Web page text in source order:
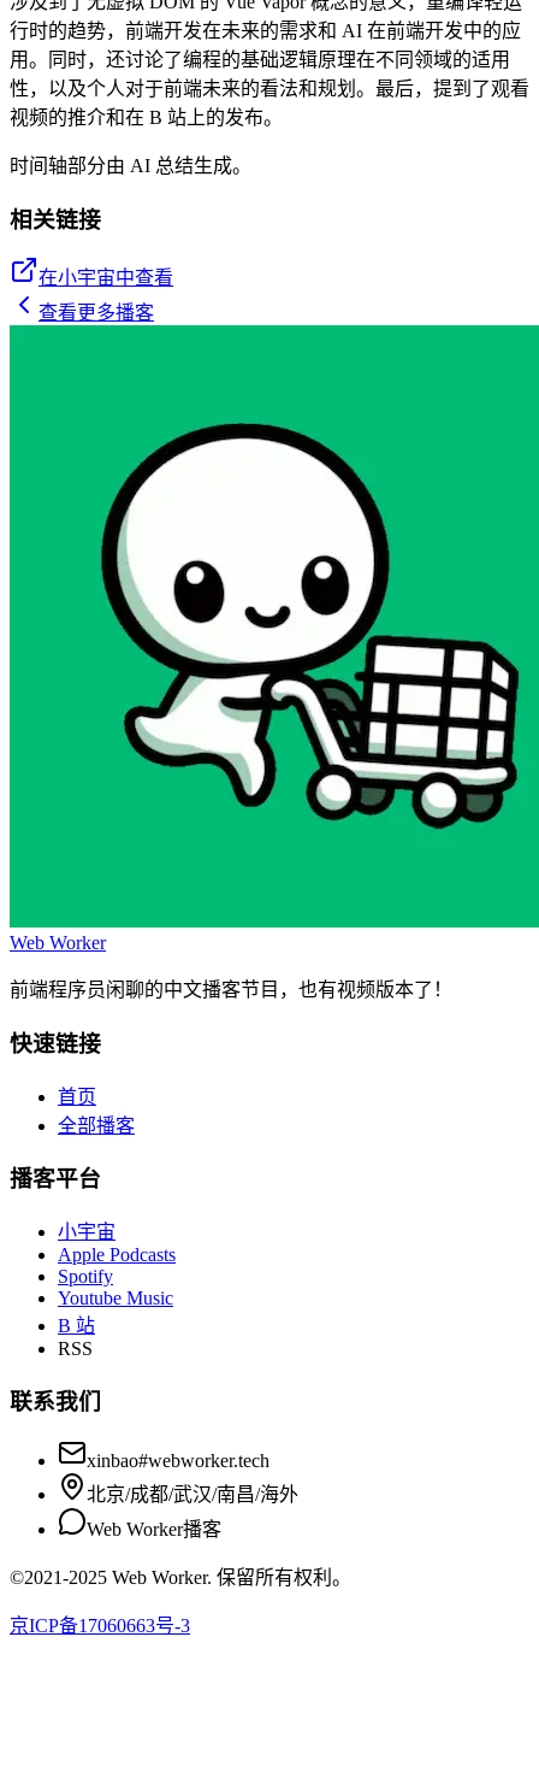
行时的趋势，前端开发在未来的需求和 AI 在前端开发中的应
用。同时，还讨论了编程的基础逻辑原理在不同领域的适用
性，以及个人对于前端未来的看法和规划。最后，提到了观看
视频的推介和在 B 站上的发布。
时间轴部分由 AI 总结生成。
相关链接
在小宇宙中查看
查看更多播客
Web Worker
前端程序员闲聊的中文播客节目，也有视频版本了！
快速链接
首页
全部播客
播客平台
小宇宙
Apple Podcasts
Spotify
Youtube Music
B 站
RSS
联系我们
xinbao#webworker.tech
北京/成都/武汉/南昌/海外
Web Worker播客
©2021-2025 Web Worker. 保留所有权利。
京ICP备17060663号-3